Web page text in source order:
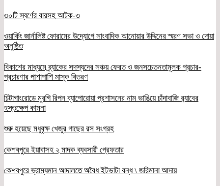
৩০টি স্বর্ণের বারসহ আটক-৩
ওয়ার্কিং জার্নালিষ্ট ফোরামের উদ্যোগে সাংবাদিক আনোয়ার উদ্দিনের স্মরণ সভা ও দোয়া
অনুষ্ঠিত
বিকাশের মাধ্যমে ব্র্যাকের সদস্যদের সঞ্চয় ফেরত ও জনসচেতনতামূলক প্রচার-
প্রচারণার পাশাপাশি মাস্ক বিতরণ
চিটাগাংরোডে মুরগি রিপন ব্যাপোরোয়া প্রশাসনের নাম ভাঙিয়ে চাঁদাবাজি র‌্যাবের
হস্তক্ষেপ কামনা
শুরু হয়েছে মধুবৃক্ষ খেজুর গাছের রস সংগ্রহ
কেশবপুরে ইয়াবাসহ ২ মাদক ব্যবসায়ী গ্রেফতার
কেশবপুরে ভ্রাম্যমান আদালতে অবৈধ ইটভাটা বন্ধ \ জরিমানা আদায়